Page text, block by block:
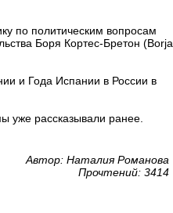
по политическим вопросам
Боря Кортес-Бретон (Borja
и Года Испании в России в
уже рассказывали ранее.
Автор: Наталия Романова
Прочтений: 3414